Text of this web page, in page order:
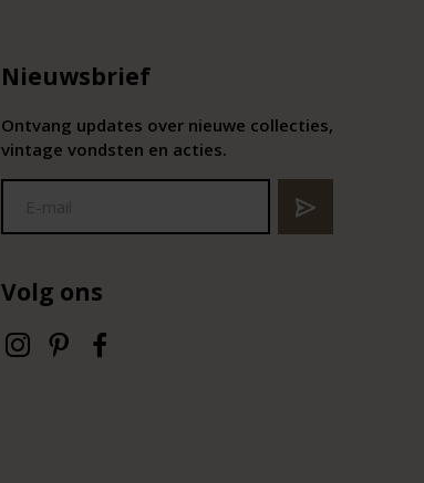
Nieuwsbrief
Ontvang updates over nieuwe collecties,
vintage vondsten en acties.
Volg ons